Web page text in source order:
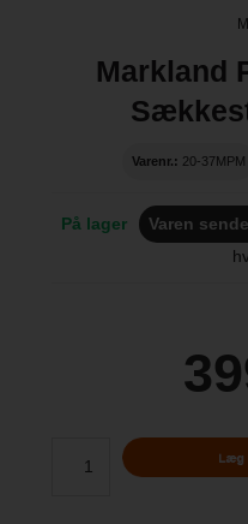
Markland
Varenr.: 20-37MPM
På lager Varen